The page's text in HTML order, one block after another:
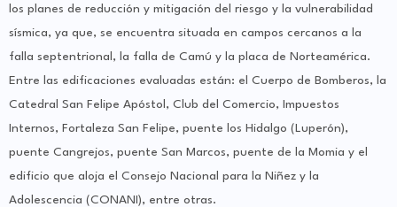
los planes de reducción y mitigación del riesgo y la vulnerabilidad
sísmica, ya que, se encuentra situada en campos cercanos a la
falla septentrional, la falla de Camú y la placa de Norteamérica.
Entre las edificaciones evaluadas están: el Cuerpo de Bomberos, la
Catedral San Felipe Apóstol, Club del Comercio, Impuestos
Internos, Fortaleza San Felipe, puente los Hidalgo (Luperón),
puente Cangrejos, puente San Marcos, puente de la Momia y el
edificio que aloja el Consejo Nacional para la Niñez y la
Adolescencia (CONANI), entre otras.